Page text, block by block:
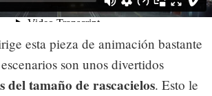
esta pieza de animación bastante
son unos divertidos
del tamaño de rascacielos. Esto le